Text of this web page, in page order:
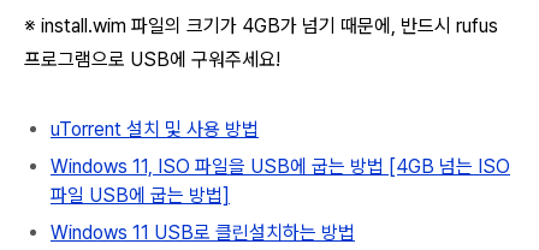
※ install.wim 파일의 크기가 4GB가 넘기 때문에, 반드시 rufus
프로그램으로 USB에 구워주세요!
uTorrent 설치 및 사용 방법
Windows 11, ISO 파일을 USB에 굽는 방법 [4GB 넘는 ISO
파일 USB에 굽는 방법]
Windows 11 USB로 클린설치하는 방법